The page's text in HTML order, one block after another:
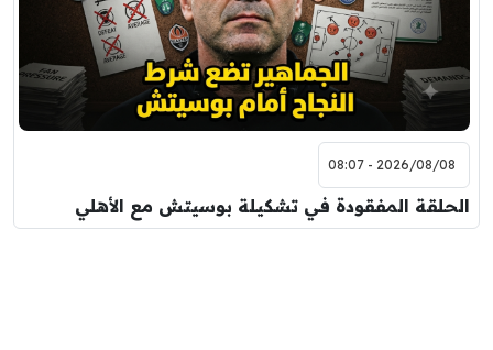
2026/08/08 - 08:07
الحلقة المفقودة في تشكيلة بوسيتش مع الأهلي